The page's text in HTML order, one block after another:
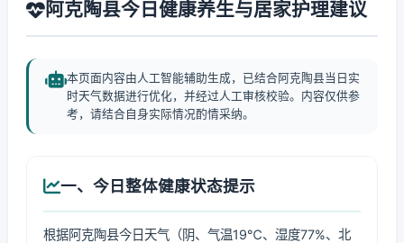
阿克陶县今日健康养生与居家护理建议
本页面内容由人工智能辅助生成，已结合阿克陶县当日实
时天气数据进行优化，并经过人工审核校验。内容仅供参
考，请结合自身实际情况酌情采纳。
一、今日整体健康状态提示
根据阿克陶县今日天气（阴、气温19℃、湿度77%、北